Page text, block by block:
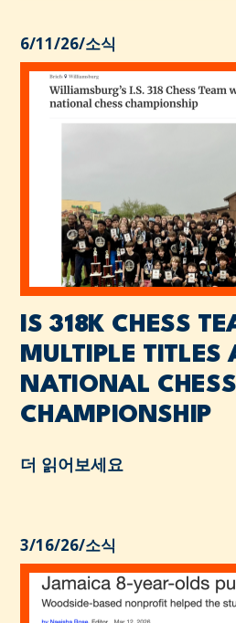
6/11/26/소식
IS 318K CHESS
MULTIPLE TITLES
NATIONAL CHESS
CHAMPIONSHIP
더 읽어보세요
3/16/26/소식